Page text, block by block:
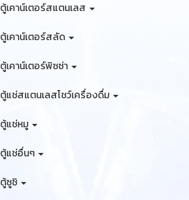
ตู้เคาน์เตอร์สแตนเลส
ตู้เคาน์เตอร์สลัด
ตู้เคาน์เตอร์พิซซ่า
ตู้แช่สแตนเลสโชว์เครื่องดื่ม
ตู้แช่หมู
ตู้แช่อื่นๆ
ตู้ซูชิ